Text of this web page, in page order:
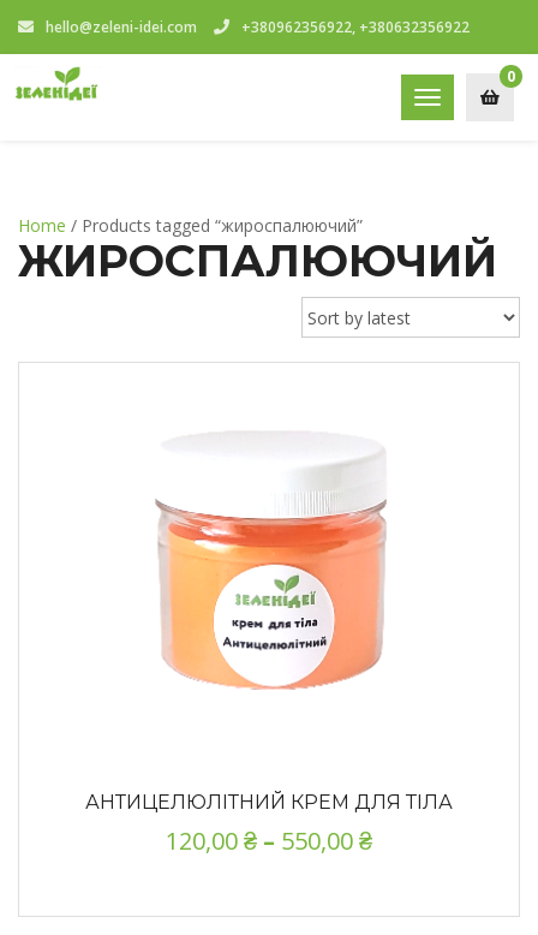
hello@zeleni-idei.com +380962356922, +380632356922
Toggle
navigation
0
Home / Products tagged “жироспалюючий”
ЖИРОСПАЛЮЮЧИЙ
АНТИЦЕЛЮЛІТНИЙ КРЕМ ДЛЯ ТІЛА
120,00₴ – 550,00₴